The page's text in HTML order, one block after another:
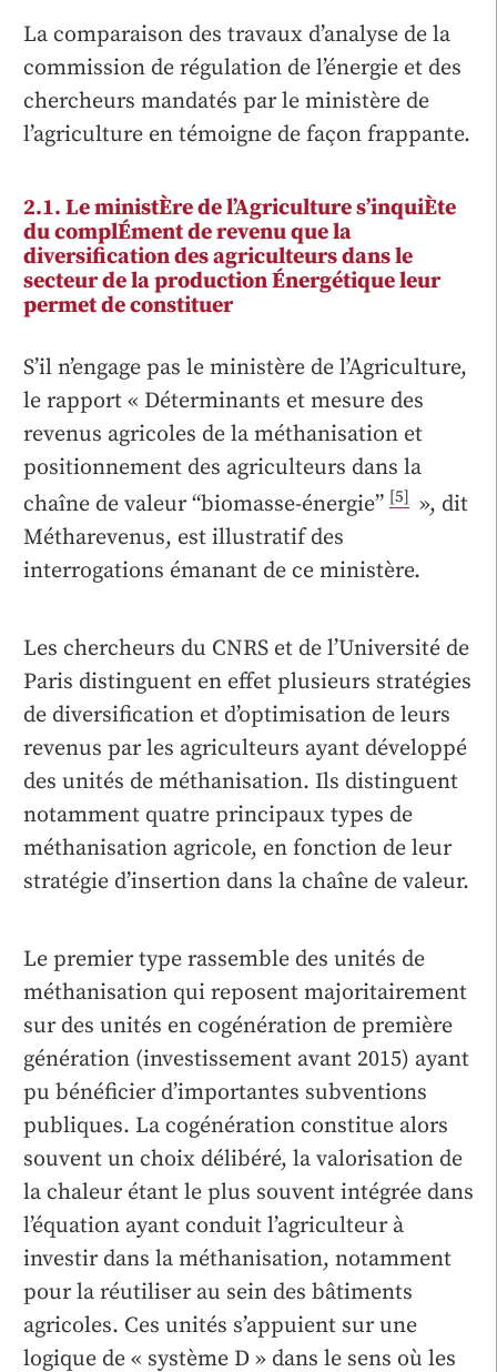
La comparaison des travaux d’analyse de la
commission de régulation de l’énergie et des
chercheurs mandatés par le ministère de
l’agriculture en témoigne de façon frappante.
2.1. Le ministÈre de l’Agriculture s’inquiÈte
du complÉment de revenu que la
diversification des agriculteurs dans le
secteur de la production Énergétique leur
permet de constituer
S’il n’engage pas le ministère de l’Agriculture,
le rapport « Déterminants et mesure des
revenus agricoles de la méthanisation et
positionnement des agriculteurs dans la
chaîne de valeur “biomasse-énergie” [5] », dit
Métharevenus, est illustratif des
interrogations émanant de ce ministère.
Les chercheurs du CNRS et de l’Université de
Paris distinguent en effet plusieurs stratégies
de diversification et d’optimisation de leurs
revenus par les agriculteurs ayant développé
des unités de méthanisation. Ils distinguent
notamment quatre principaux types de
méthanisation agricole, en fonction de leur
stratégie d’insertion dans la chaîne de valeur.
Le premier type rassemble des unités de
méthanisation qui reposent majoritairement
sur des unités en cogénération de première
génération (investissement avant 2015) ayant
pu bénéficier d’importantes subventions
publiques. La cogénération constitue alors
souvent un choix délibéré, la valorisation de
la chaleur étant le plus souvent intégrée dans
l’équation ayant conduit l’agriculteur à
investir dans la méthanisation, notamment
pour la réutiliser au sein des bâtiments
agricoles. Ces unités s’appuient sur une
logique de « système D » dans le sens où les